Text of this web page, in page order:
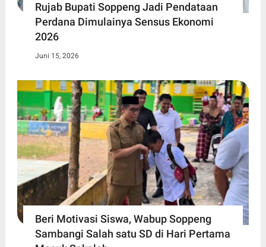
Rujab Bupati Soppeng Jadi Pendataan
Perdana Dimulainya Sensus Ekonomi
2026
Juni 15, 2026
Beri Motivasi Siswa, Wabup Soppeng
Sambangi Salah satu SD di Hari Pertama